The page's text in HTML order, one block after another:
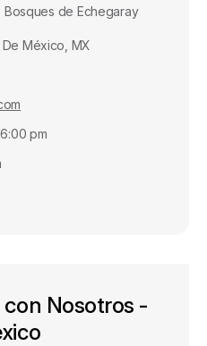
Bosques de Echegaray
México, MX
pm
Nosotros -